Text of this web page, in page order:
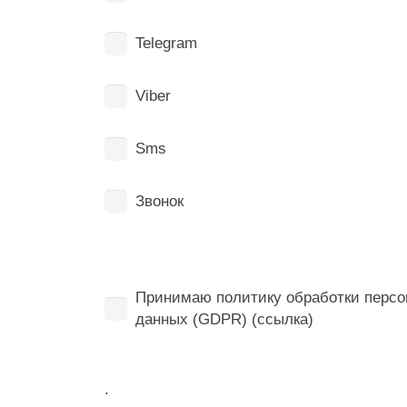
Telegram
Viber
Sms
Звонок
Принимаю политику обработки
данных (GDPR) (ссылка)
.